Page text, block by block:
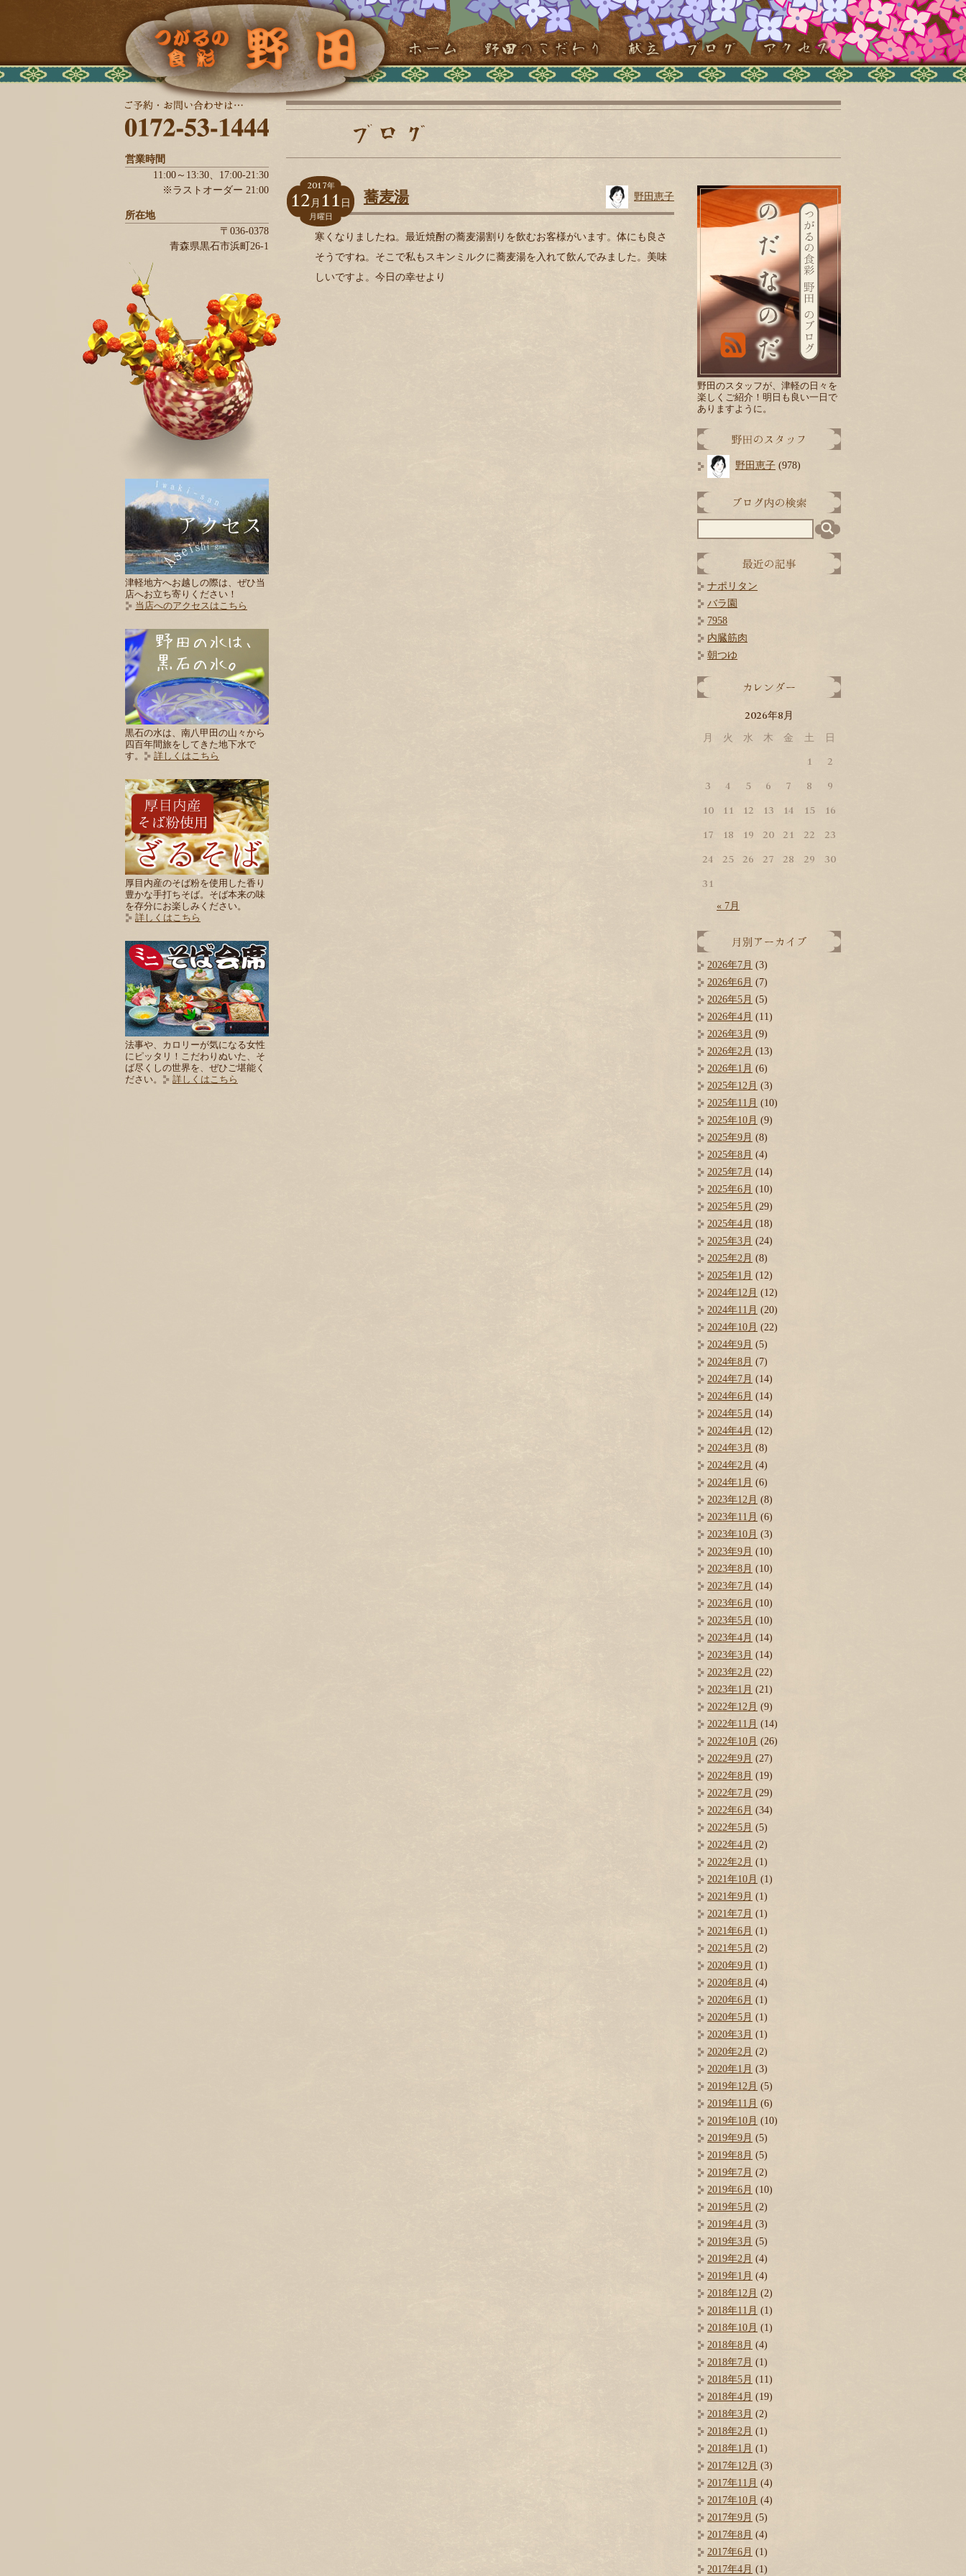
営業時間
11:00～13:30、 17:00-21:30
※ラストオーダー 21:00
所在地
〒036-0378
青森県黒石市浜町26-1
津軽地方へお越しの際は、ぜひ当
店へお立ち寄りください！
当店へのアクセスはこちら
黒石の水は、南八甲田の山々から
四百年間旅をしてきた地下水で
す。
詳しくはこちら
厚目内産のそば粉を使用した香り
豊かな手打ちそば。そば本来の味
を存分にお楽しみください。
詳しくはこちら
法事や、カロリーが気になる女性
にピッタリ！こだわりぬいた、そ
ば尽くしの世界を、ぜひご堪能く
ださい。
詳しくはこちら
2017年
12 月 11 日
月曜日
野田恵子
蕎麦湯
寒くなりましたね。最近焼酎の蕎麦湯割りを飲むお客様がいます。体にも良さ
そうですね。そこで私もスキンミルクに蕎麦湯を入れて飲んでみました。美味
しいですよ。今日の幸せより
野田のスタッフが、津軽の日々を
楽しくご紹介！ 明日 も良い一日で
ありますように。
野田恵子 (978)
ナポリタン
バラ園
7958
内臓筋肉
朝つゆ
2026年8 月
月 火 水 木 金 土 日
« 7月
1
2
3
4 5 6 7 8
9
10
11 12 13 14 15
16
17
18 19 20 21 22
23
24
25 26 27 28 29
30
31
2026年7月 (3)
2026年6月 (7)
2026年5月 (5)
2026年4月 (11)
2026年3月 (9)
2026年2月 (13)
2026年1月 (6)
2025年12月 (3)
2025年11月 (10)
2025年10月 (9)
2025年9月 (8)
2025年8月 (4)
2025年7月 (14)
2025年6月 (10)
2025年5月 (29)
2025年4月 (18)
2025年3月 (24)
2025年2月 (8)
2025年1月 (12)
2024年12月 (12)
2024年11月 (20)
2024年10月 (22)
2024年9月 (5)
2024年8月 (7)
2024年7月 (14)
2024年6月 (14)
2024年5月 (14)
2024年4月 (12)
2024年3月 (8)
2024年2月 (4)
2024年1月 (6)
2023年12月 (8)
2023年11月 (6)
2023年10月 (3)
2023年9月 (10)
2023年8月 (10)
2023年7月 (14)
2023年6月 (10)
2023年5月 (10)
2023年4月 (14)
2023年3月 (14)
2023年2月 (22)
2023年1月 (21)
2022年12月 (9)
2022年11月 (14)
2022年10月 (26)
2022年9月 (27)
2022年8月 (19)
2022年7月 (29)
2022年6月 (34)
2022年5月 (5)
2022年4月 (2)
2022年2月 (1)
2021年10月 (1)
2021年9月 (1)
2021年7月 (1)
2021年6月 (1)
2021年5月 (2)
2020年9月 (1)
2020年8月 (4)
2020年6月 (1)
2020年5月 (1)
2020年3月 (1)
2020年2月 (2)
2020年1月 (3)
2019年12月 (5)
2019年11月 (6)
2019年10月 (10)
2019年9月 (5)
2019年8月 (5)
2019年7月 (2)
2019年6月 (10)
2019年5月 (2)
2019年4月 (3)
2019年3月 (5)
2019年2月 (4)
2019年1月 (4)
2018年12月 (2)
2018年11月 (1)
2018年10月 (1)
2018年8月 (4)
2018年7月 (1)
2018年5月 (11)
2018年4月 (19)
2018年3月 (2)
2018年2月 (1)
2018年1月 (1)
2017年12月 (3)
2017年11月 (4)
2017年10月 (4)
2017年9月 (5)
2017年8月 (4)
2017年6月 (1)
2017年4月 (1)